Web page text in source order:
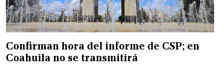
Confirman hora del informe de CSP; en
Coahuila no se transmitirá